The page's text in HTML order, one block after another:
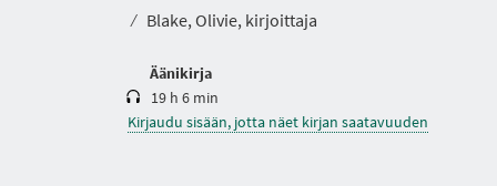
⁄ Blake, Olivie, kirjoittaja
Äänikirja
19 h 6 min
Kirjaudu sisään, jotta näet kirjan saatavuuden